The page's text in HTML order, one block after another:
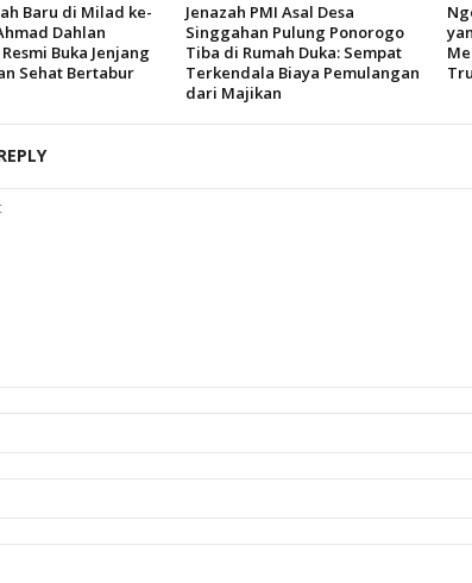
Baru di Milad ke-
Dahlan
Buka Jenjang
Sehat Bertabur
Jenazah PMI Asal Desa
Singgahan Pulung Ponorogo
Tiba di Rumah Duka: Sempat
Terkendala Biaya Pemulangan
dari Majikan